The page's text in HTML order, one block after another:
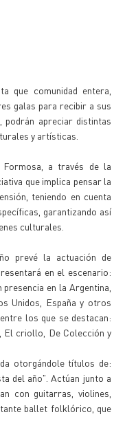
que comunidad entera,
galas para recibir a sus
podrán apreciar distintas
y artísticas.
a través de la
que implica pensar la
teniendo en cuenta
garantizando así
culturales.
prevé la actuación de
en el escenario:
en la Argentina,
Unidos, España y otros
los que se destacan:
El criollo, De Colección y
otorgándole títulos de:
del año". Actúan junto a
con guitarras, violines,
ballet folklórico, que